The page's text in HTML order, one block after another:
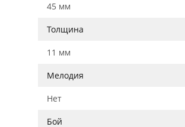
45 мм
Толщина
11 мм
Мелодия
Нет
Бой